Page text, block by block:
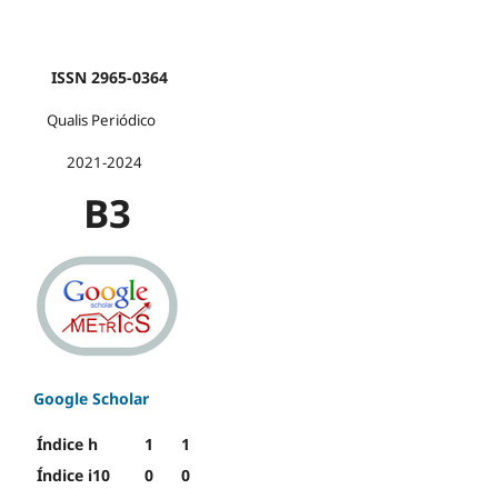
ISSN 2965-0364
Qualis Periódico
2021-2024
B3
Google Scholar
Índice h 1
1
Índice i10
0 0